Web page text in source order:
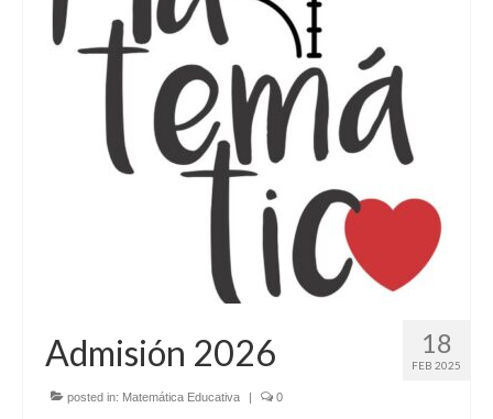
18
FEB 2025
Admisión 2026
posted in: Matemática Educativa | 0